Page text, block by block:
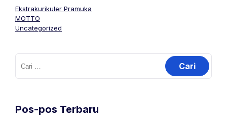
Ekstrakurikuler Pramuka
MOTTO
Uncategorized
Cari
untuk:
Pos-pos Terbaru